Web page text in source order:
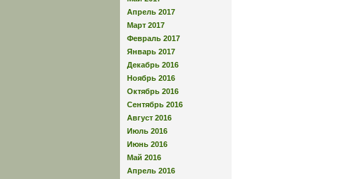
Апрель 2017
Март 2017
Февраль 2017
Январь 2017
Декабрь 2016
Ноябрь 2016
Октябрь 2016
Сентябрь 2016
Август 2016
Июль 2016
Июнь 2016
Май 2016
Апрель 2016